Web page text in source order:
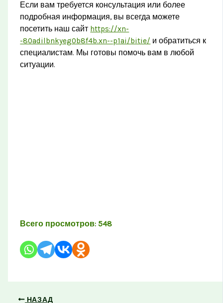
Если вам требуется консультация или более
подробная информация, вы всегда можете
посетить наш сайт https://xn-
-80adilbnkyeg0b8f4b.xn--p1ai/bitie/ и обратиться к
специалистам. Мы готовы помочь вам в любой
ситуации.
Всего просмотров: 548
НАЗАД